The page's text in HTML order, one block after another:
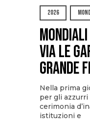
2026
via le
grande
Nella prima
per gli azzurri
cerimonia
istituzioni e